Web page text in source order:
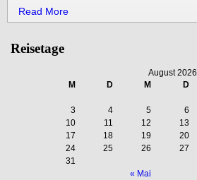
Read More
Reisetage
August 2026
M
D M D
« Mai
3
4 5 6
10
11 12 13
17
18 19 20
24
25 26 27
31